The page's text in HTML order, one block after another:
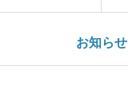
お知らせ